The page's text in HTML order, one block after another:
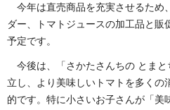
今年は直売商品を充実させるため
ダー、トマトジュースの加工品と販
予定です。
今後は、「さかたさんちの とま
立し、より美味しいトマトを多くの
的です。特に小さいお子さんが「美